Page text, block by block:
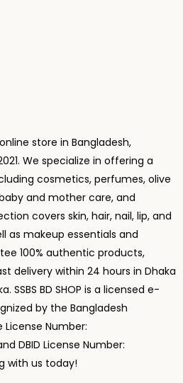
store in Bangladesh,
We specialize in offering a
cosmetics, perfumes, olive
and mother care, and
covers skin, hair, nail, lip, and
as makeup essentials and
100% authentic products,
delivery within 24 hours in Dhaka
SSBS BD SHOP is a licensed e-
by the Bangladesh
Number:
DBID License Number:
with us today!